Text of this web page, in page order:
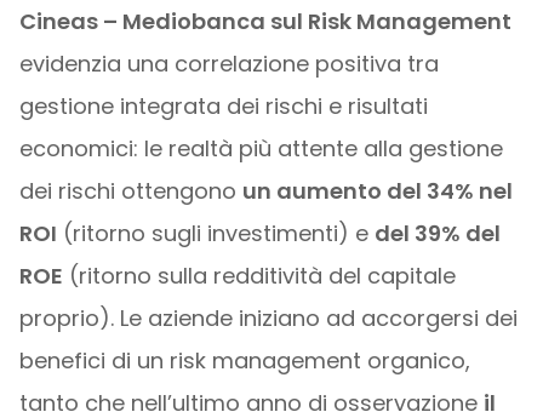
Cineas – Mediobanca sul Risk Management
evidenzia una correlazione positiva tra
gestione integrata dei rischi e risultati
economici: le realtà più attente alla gestione
dei rischi ottengono un aumento del 34% nel
ROI (ritorno sugli investimenti) e del 39% del
ROE (ritorno sulla redditività del capitale
proprio). Le aziende iniziano ad accorgersi dei
benefici di un risk management organico,
tanto che nell’ultimo anno di osservazione il